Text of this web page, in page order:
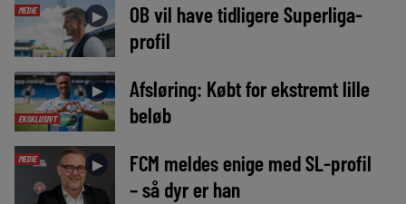
MEDIE ►
OB vil have tidligere Superliga-
profil
EKSKLUSIVT
►
Afsløring: Købt for ekstremt lille
beløb
MEDIE ►
FCM meldes enige med SL-profil
– så dyr er han